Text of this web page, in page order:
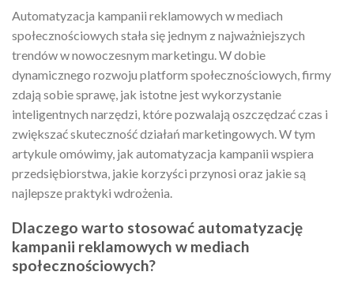
Automatyzacja kampanii reklamowych w mediach
społecznościowych stała się jednym z najważniejszych
trendów w nowoczesnym marketingu. W dobie
dynamicznego rozwoju platform społecznościowych, firmy
zdają sobie sprawę, jak istotne jest wykorzystanie
inteligentnych narzędzi, które pozwalają oszczędzać czas i
zwiększać skuteczność działań marketingowych. W tym
artykule omówimy, jak automatyzacja kampanii wspiera
przedsiębiorstwa, jakie korzyści przynosi oraz jakie są
najlepsze praktyki wdrożenia.
Dlaczego warto stosować automatyzację
kampanii reklamowych w mediach
społecznościowych?